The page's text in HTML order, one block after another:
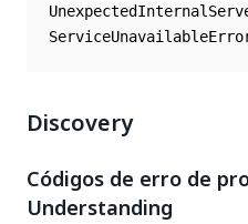
Discovery
Códigos de erro de
Understanding